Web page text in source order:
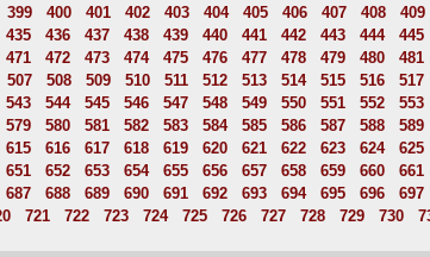
399 400 401 402 403 404 405 406 407 408 409
435 436 437 438 439 440 441 442 443 444 445
471 472 473 474 475 476 477 478 479 480 481
507 508 509 510 511 512 513 514 515 516 517
543 544 545 546 547 548 549 550 551 552 553
579 580 581 582 583 584 585 586 587 588 589
615 616 617 618 619 620 621 622 623 624 625
651 652 653 654 655 656 657 658 659 660 661
687 688 689 690 691 692 693 694 695 696 697
721 722 723 724 725 726 727 728 729 730